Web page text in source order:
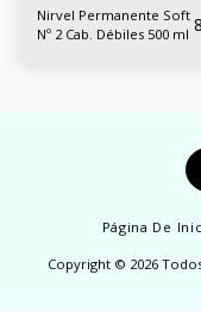
Nirvel Permanente Soft
Nº 2 Cab. Débiles 500 ml
Página De
Copyright © 2026